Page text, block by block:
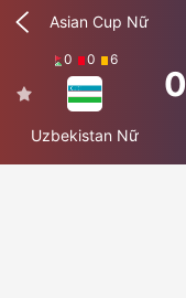
Asian Cup Nữ
0 0 6
Uzbekistan Nữ
0